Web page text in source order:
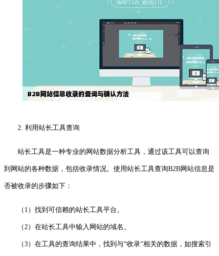
2. 利用站长工具查询
站长工具是一种专业的网站数据分析工具，通过该工具可以查询
到网站的各种数据，包括收录情况。使用站长工具查询B2B网站信息是
否被收录的步骤如下：
（1）找到可信赖的站长工具平台。
（2）在站长工具中输入网站的域名。
（3）在工具的查询结果中，找到与“收录”相关的数据，如搜索引